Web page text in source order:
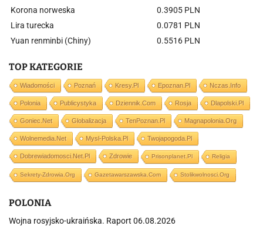
Korona norweska
0.3905 PLN
Lira turecka
0.0781 PLN
Yuan renminbi (Chiny)
0.5516 PLN
TOP KATEGORIE
Wiadomości Poznań Kresy.pl Epoznan.pl Nczas.info
Polonia Publicystyka Dziennik.com Rosja Dlapolski.pl
Goniec.net Globalizacja TenPoznan.pl Magnapolonia.org
Wolnemedia.net Mysl-Polska.pl Twojapogoda.pl
Dobrewiadomosci.net.pl Zdrowie Prisonplanet.pl Religia
Sekrety-Zdrowia.org Gazetawarszawska.com Stolikwolnosci.org
POLONIA
Wojna rosyjsko-ukraińska. Raport 06.08.2026